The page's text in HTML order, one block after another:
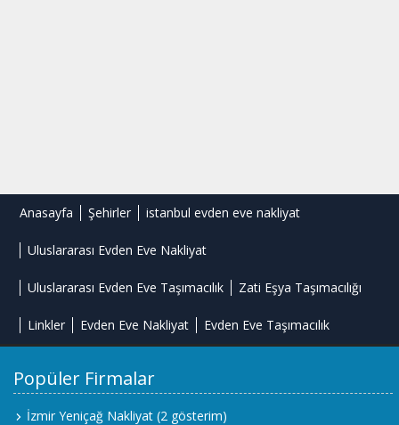
Anasayfa Şehirler istanbul evden eve nakliyat
Uluslararası Evden Eve Nakliyat
Uluslararası Evden Eve Taşımacılık Zati Eşya Taşımacılığı
Linkler Evden Eve Nakliyat Evden Eve Taşımacılık
Popüler Firmalar
İzmir Yeniçağ Nakliyat (2 gösterim)